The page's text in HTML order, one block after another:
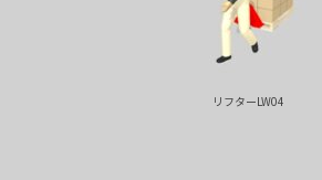
リフターLW04